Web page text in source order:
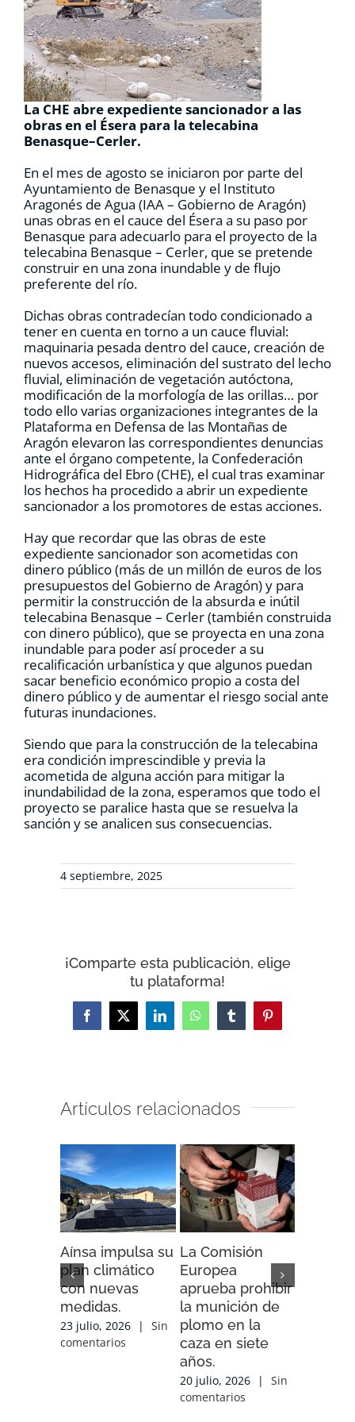
RECURSOS
NOTICIAS
CONTACTO
CARRITO
La CHE abre expediente sancionador a las
obras en el Ésera para la telecabina
Benasque–Cerler.
En el mes de agosto se iniciaron por parte del
Ayuntamiento de Benasque y el Instituto
Aragonés de Agua (IAA – Gobierno de Aragón)
unas obras en el cauce del Ésera a su paso por
Benasque para adecuarlo para el proyecto de la
telecabina Benasque – Cerler, que se pretende
construir en una zona inundable y de flujo
preferente del río.
Dichas obras contradecían todo condicionado a
tener en cuenta en torno a un cauce fluvial:
maquinaria pesada dentro del cauce, creación de
nuevos accesos, eliminación del sustrato del lecho
fluvial, eliminación de vegetación autóctona,
modificación de la morfología de las orillas… por
todo ello varias organizaciones integrantes de la
Plataforma en Defensa de las Montañas de
Aragón elevaron las correspondientes denuncias
ante el órgano competente, la Confederación
Hidrográfica del Ebro (CHE), el cual tras examinar
los hechos ha procedido a abrir un expediente
sancionador a los promotores de estas acciones.
Hay que recordar que las obras de este
expediente sancionador son acometidas con
dinero público (más de un millón de euros de los
presupuestos del Gobierno de Aragón) y para
permitir la construcción de la absurda e inútil
telecabina Benasque – Cerler (también construida
con dinero público), que se proyecta en una zona
inundable para poder así proceder a su
recalificación urbanística y que algunos puedan
sacar beneficio económico propio a costa del
dinero público y de aumentar el riesgo social ante
futuras inundaciones.
Siendo que para la construcción de la telecabina
era condición imprescindible y previa la
acometida de alguna acción para mitigar la
inundabilidad de la zona, esperamos que todo el
proyecto se paralice hasta que se resuelva la
sanción y se analicen sus consecuencias.
4 septiembre, 2025
¡Comparte esta publicación, elige
tu plataforma!
Facebook
X LinkedInWhatsAppTumblrPinterest
Artículos relacionados
Aínsa impulsa su
plan climático
con nuevas
medidas.
23 julio, 2026 |
Sin
comentarios
La Comisión
Europea
aprueba prohibir
la munición de
plomo en la
caza en siete
años.
20 julio, 2026 |
Sin
comentarios